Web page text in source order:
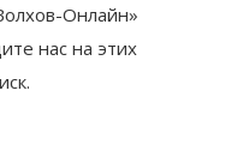
Онлайн»
нас на этих